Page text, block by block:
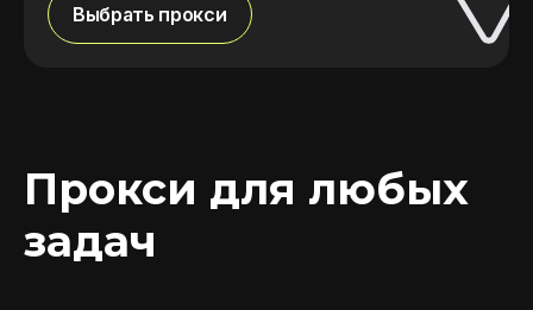
Выбрать прокси
Прокси для любых
задач